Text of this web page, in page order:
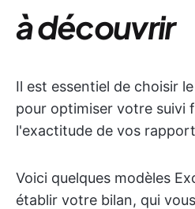
à découvrir
Il est essentiel de choisir
pour optimiser votre suivi
l'exactitude de vos
Voici quelques modèles
établir votre bilan, qui